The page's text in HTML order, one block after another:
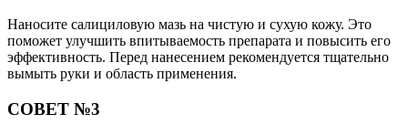
Наносите салициловую мазь на чистую и сухую кожу. Это
поможет улучшить впитываемость препарата и повысить его
эффективность. Перед нанесением рекомендуется тщательно
вымыть руки и область применения.
СОВЕТ №3